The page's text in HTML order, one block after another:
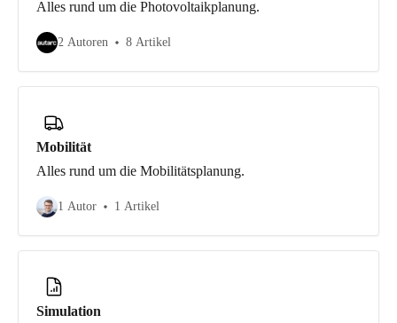
Alles rund um die Photovoltaikplanung.
2 Autoren 8 Artikel
Mobilität
Alles rund um die Mobilitätsplanung.
1 Autor 1 Artikel
Simulation